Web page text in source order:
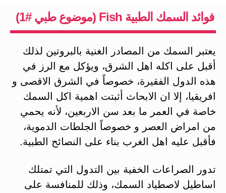
فوائد السمك الطبية Fish (موضوع طبي #1)
يعتبر السمك من المصادر الغنية بالبروتين لذلك
أقبل على اكله اهل الشرق، ويؤكل مع الرز في
هذه الدول الفقيرة، خصوصاً في الشرق الاقصى و
افريقيا، إلا ان الابحاث أثبتت اهمية اكل السمك
خاصة في العمر ما بعد سن الاربعين، لأنه يحمي
من امراض العصر و خصوصاً الجلطات الدموية،
فأقبل عليه اهل الغرب بناء على النصائح الطبية.
تدور الصراعات الخفية بين التدول التي تمتلك
اساطيل لاصطياد السمك، وذلك للمنافسة على